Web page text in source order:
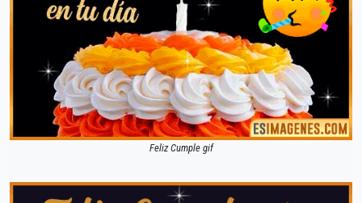
Feliz Cumple gif